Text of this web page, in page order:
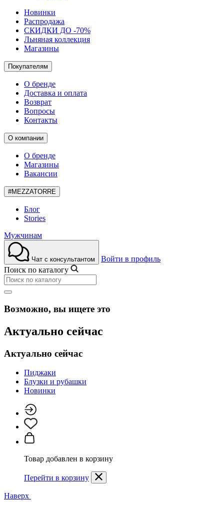
Новинки
Распродажа
СКИДКИ ДО -70%
Льняная коллекция
Магазины
Покупателям
О бренде
Доставка и оплата
Возврат
Вопросы
Контакты
О компании
О бренде
Магазины
Вакансии
#MEZZATORRE
Блог
Stories
Мужчинам
Чат с консультантом
Войти в профиль
Поиск по каталогу
Возможно, вы ищете это
Актуально сейчас
Актуально сейчас
Пиджаки
Блузки и рубашки
Новинки
Товар добавлен в корзину
Перейти в корзину
Наверх